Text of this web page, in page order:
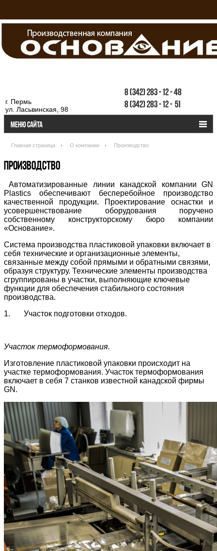
г. Пермь
ул. Ласьвинская, 98
8(342)283-12-48
8(342)283-12- 51
Меню сайта
Главная страница О компании Производство
ПРОИЗВОДСТВО
Автоматизированные линии канадской компании GN
Plastics обеспечивают бесперебойное производство
качественной продукции. Проектирование оснастки и
усовершенствование оборудования поручено
собственному конструкторскому бюро компании
«Основание».
Система производства пластиковой упаковки включает в
себя технические и организационные элементы,
связанные между собой прямыми и обратными связями,
образуя структуру. Технические элементы производства
сгруппированы в участки, выполняющие ключевые
функции для обеспечения стабильного состояния
производства.
1. Участок подготовки отходов.
Участок термоформования.
Изготовление пластиковой упаковки происходит на
участке термоформования. Участок термоформования
включает в себя 7 станков известной канадской фирмы
GN.